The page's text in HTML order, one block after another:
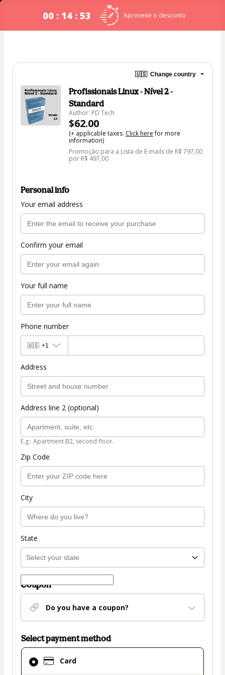
00 : 14 : 53 Aproveite o desconto
🇺🇸 Change country
Profissionais Linux - Nível 2 -
Standard
Author: PD Tech
$62.00
(+ applicable taxes. Click herefor more
information)
Promoção para a Lista de E-mails de R$ 797,00
por R$ 497,00
Personal info
Your email address
Confirm your email
Your full name
Phone number
🇺🇸 +1
Address
Address line 2 (optional)
E.g.: Apartment B2, second floor.
Zip Code
City
State
Coupon
Do you have a coupon?
Select payment method
Card
Card
selected